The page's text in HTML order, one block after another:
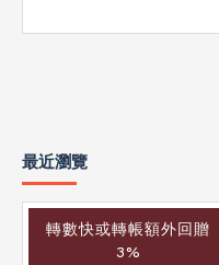
最近瀏覽
轉數快或轉帳額外回贈
3%